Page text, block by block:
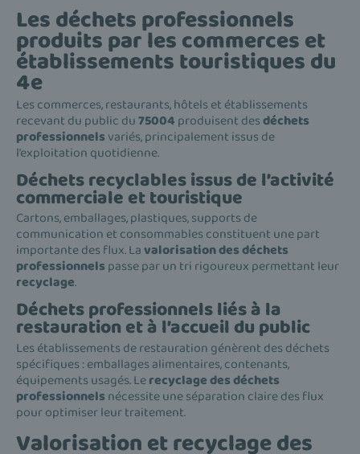
Les déchets professionnels
produits par les commerces et
établissements touristiques du
4e
Les commerces, restaurants, hôtels et établissements
recevant du public du75004 produisent desdéchets
professionnels variés, principalement issus de
l’exploitation quotidienne.
Déchets recyclables issus de l’activité
commerciale et touristique
Cartons, emballages, plastiques, supports de
communication et consommables constituent une part
importante des flux. Lavalorisation des déchets
professionnels passe par un tri rigoureux permettant leur
recyclage.
Déchets professionnels liés à la
restauration et à l’accueil du public
Les établissements de restauration génèrent des déchets
spécifiques : emballages alimentaires, contenants,
équipements usagés. Lerecyclage des déchets
professionnels nécessite une séparation claire des flux
pour optimiser leur traitement.
Valorisation et recyclage des